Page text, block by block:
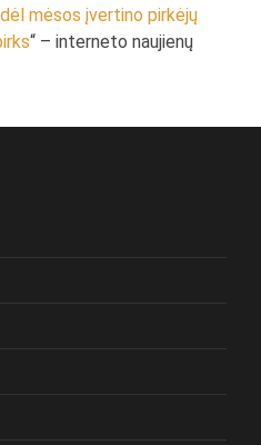
mėsos įvertino pirkėjų
“ – interneto naujienų